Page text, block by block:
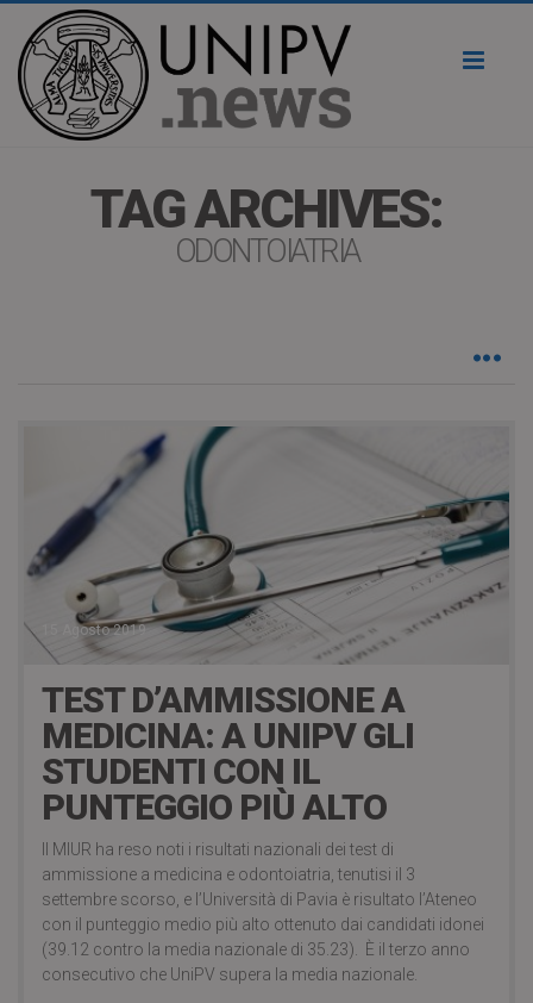
TAG ARCHIVES:
ODONTOIATRIA
15 Agosto 2019
TEST D’AMMISSIONE A
MEDICINA: A UNIPV GLI
STUDENTI CON IL
PUNTEGGIO PIÙ ALTO
Il MIUR ha reso noti i risultati nazionali dei test di
ammissione a medicina e odontoiatria, tenutisi il 3
settembre scorso, e l’Università di Pavia è risultato l’Ateneo
con il punteggio medio più alto ottenuto dai candidati idonei
(39.12 contro la media nazionale di 35.23). È il terzo anno
consecutivo che UniPV supera la media nazionale.